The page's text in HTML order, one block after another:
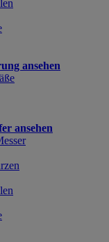
ansehen
ansehen